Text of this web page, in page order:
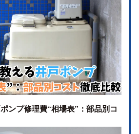
ンプ修理費“相場表”：部品別コ